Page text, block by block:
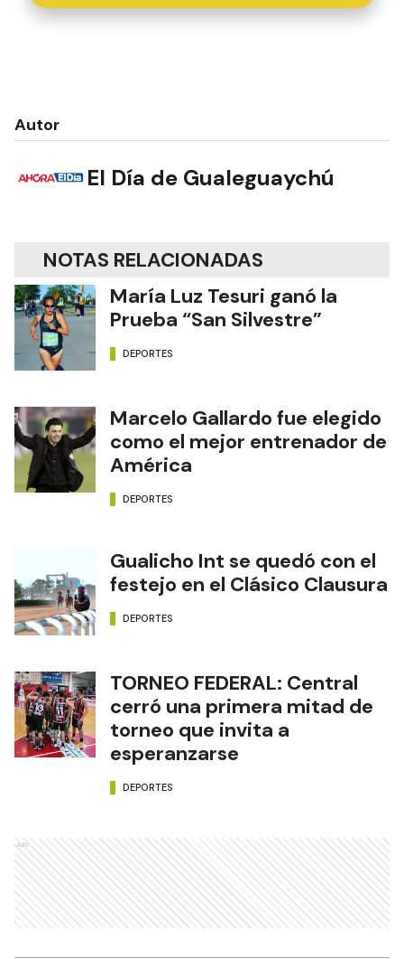
Autor
El Día de Gualeguaychú
NOTAS RELACIONADAS
María Luz Tesuri ganó la
Prueba “San Silvestre”
DEPORTES
Marcelo Gallardo fue elegido
como el mejor entrenador de
América
DEPORTES
Gualicho Int se quedó con el
festejo en el Clásico Clausura
DEPORTES
TORNEO FEDERAL: Central
cerró una primera mitad de
torneo que invita a
esperanzarse
DEPORTES
Ads